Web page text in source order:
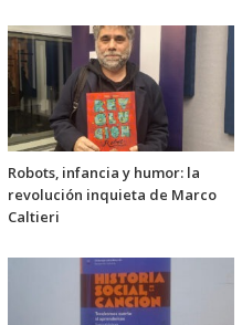
Robots, infancia y humor: la
revolución inquieta de Marco
Caltieri